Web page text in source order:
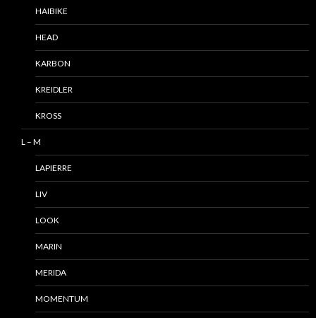
HAIBIKE
HEAD
KARBON
KREIDLER
KROSS
L – M
LAPIERRE
LIV
LOOK
MARIN
MERIDA
MOMENTUM